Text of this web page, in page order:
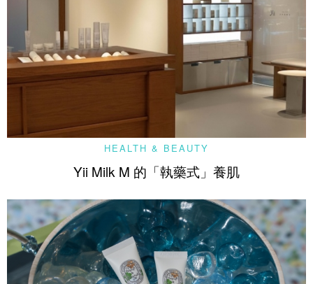
HEALTH & BEAUTY
Yii Milk M 的「執藥式」養肌